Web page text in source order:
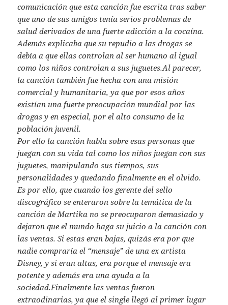
comunicación que esta canción fue escrita tras saber
que uno de sus amigos tenía serios problemas de
salud derivados de una fuerte adicción a la cocaína.
Además explicaba que su repudio a las drogas se
debía a que ellas controlan al ser humano al igual
como los niños controlan a sus juguetes.Al parecer,
la canción también fue hecha con una misión
comercial y humanitaria, ya que por esos años
existían una fuerte preocupación mundial por las
drogas y en especial, por el alto consumo de la
población juvenil.
Por ello la canción habla sobre esas personas que
juegan con su vida tal como los niños juegan con sus
juguetes, manipulando sus tiempos, sus
personalidades y quedando finalmente en el olvido.
Es por ello, que cuando los gerente del sello
discográfico se enteraron sobre la temática de la
canción de Martika no se preocuparon demasiado y
dejaron que el mundo haga su juicio a la canción con
las ventas. Si estas eran bajas, quizás era por que
nadie compraría el “mensaje” de una ex artista
Disney, y si eran altas, era porque el mensaje era
potente y además era una ayuda a la
sociedad.Finalmente las ventas fueron
extraodinarias, ya que el single llegó al primer lugar